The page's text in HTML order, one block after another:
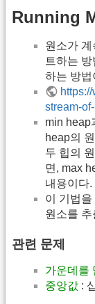
Running
원소가 계
트하는
하는 방법
stream-
min heap
heap의
두 힙의
면, max
내용이다.
이 기법
원소를
관련 문제
가운데를
중앙값 :